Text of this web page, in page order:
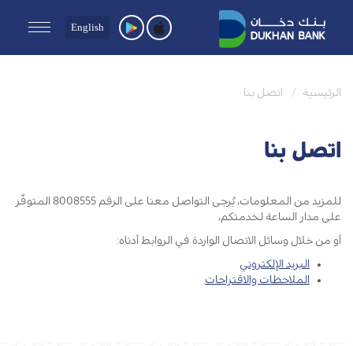
English
الرئيسية اتصل بنا
اتصل بنا
للمزيد من المعلومات، يُرجى التواصل معنا على الرقم 8008555 المتوفّر
على مدار الساعة لخدمتكم،
أو من خلال وسائل الاتصال الواردة في الروابط أدناه:
البريد الإلكتروني
الملاحظات والاقتراحات